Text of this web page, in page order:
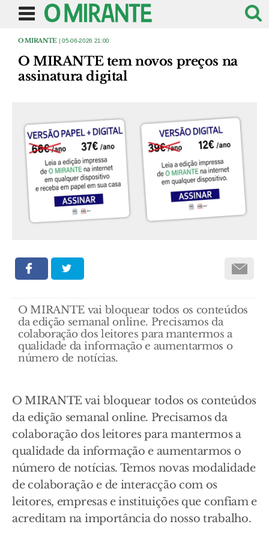
O MIRANTE | 05-06-2026 21:00
O MIRANTE tem novos preços na
assinatura digital
O MIRANTE vai bloquear todos os conteúdos
da edição semanal online. Precisamos da
colaboração dos leitores para mantermos a
qualidade da informação e aumentarmos o
número de notícias.
O MIRANTE vai bloquear todos os conteúdos
da edição semanal online. Precisamos da
colaboração dos leitores para mantermos a
qualidade da informação e aumentarmos o
número de notícias. Temos novas modalidade
de colaboração e de interacção com os
leitores, empresas e instituições que confiam e
acreditam na importância do nosso trabalho.